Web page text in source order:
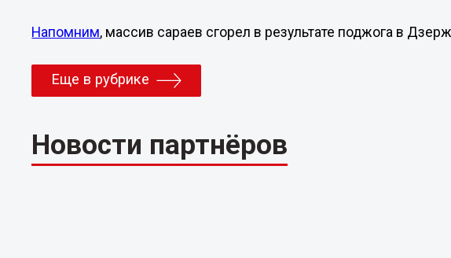
Напомним, массив сараев сгорел в результате поджога в
Еще в рубрике
Новости партнёров